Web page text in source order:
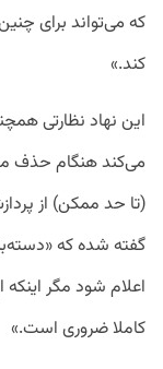
که می‌تواند برای
کند.»
این نهاد نظارتی
می‌کند هنگام حذف
(تا حد ممکن) از
گفته شده که
اعلام شود مگر
کاملا ضروری است.»